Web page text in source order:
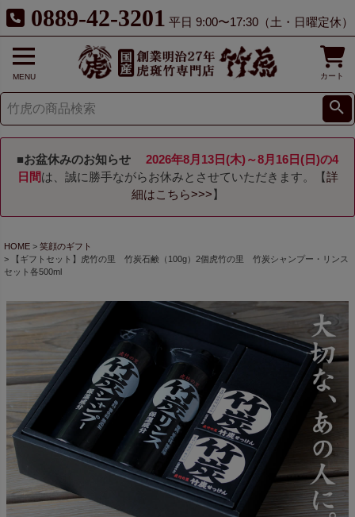
0889-42-3201 平日 9:00〜17:30（土・日曜定休）
MENU カート
■お盆休みのお知らせ
2026年8月13日(木)～8月16日(日)の4
日間は、誠に勝手ながらお休みとさせていただきます。【詳
細はこちら>>> 】
HOME
笑顔のギフト
【ギフトセット】虎竹の里 竹炭石鹸（100g）2個虎竹の里 竹炭シャンプー・リンス
セット各500ml